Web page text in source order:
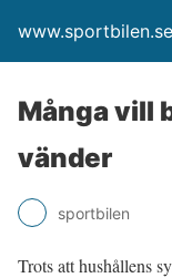
www.sportbilen.se
Många vill
vänder
sportbilen
Trots att hushållens